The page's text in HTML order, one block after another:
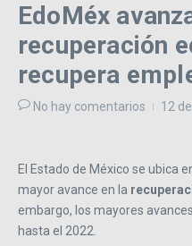
EdoMéx
recuperación
recupera
No hay comentarios 12
El Estado de México se ubica
mayor avance en la
embargo, los mayores
hasta el 2022.